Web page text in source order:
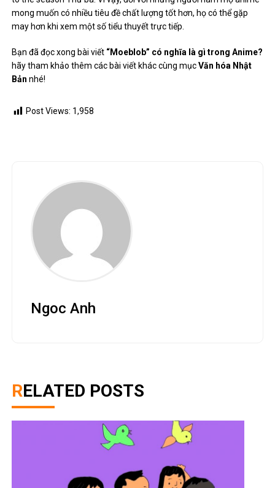
mong muốn có nhiều tiêu đề chất lượng tốt hơn, họ có thể gặp
may hơn khi xem một số tiểu thuyết trực tiếp.
Bạn đã đọc xong bài viết “Moeblob” có nghĩa là gì trong Anime?
hãy tham khảo thêm các bài viết khác cùng mụcVăn hóa Nhật
Bản nhé!
Post Views: 1,958
Ngoc Anh
RELATED POSTS